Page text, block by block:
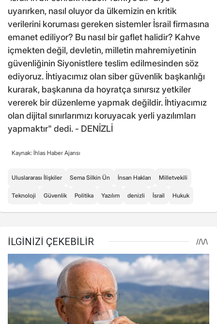
uyarırken, nasıl oluyor da ülkemizin en kritik
verilerini koruması gereken sistemler İsrail firmasına
emanet ediliyor? Bu nasıl bir gaflet halidir? Kahve
içmekten değil, devletin, milletin mahremiyetinin
güvenliğinin Siyonistlere teslim edilmesinden söz
ediyoruz. İhtiyacımız olan siber güvenlik başkanlığı
kurarak, başkanına da hoyratça sınırsız yetkiler
vererek bir düzenleme yapmak değildir. İhtiyacımız
olan dijital sınırlarımızı koruyacak yerli yazılımları
yapmaktır" dedi. - DENİZLİ
Kaynak: İhlas Haber Ajansı
Uluslararası İlişkiler Sema Silkin Ün İnsan Hakları Milletvekili
Teknoloji Güvenlik Politika Yazılım denizli İsrail Hukuk